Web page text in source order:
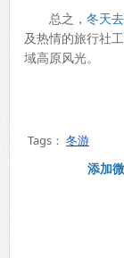
总之， 冬天
及热情的旅行社
域高原风光。
Tags： 冬游
添加